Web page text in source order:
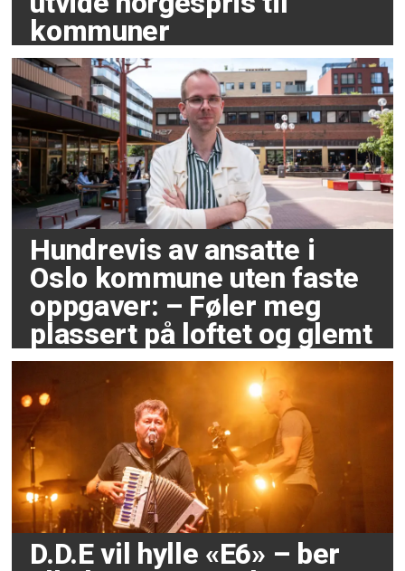
kommuner
Hundrevis av ansatte i
Oslo kommune uten faste
oppgaver: – Føler meg
plassert på loftet og glemt
D.D.E vil hylle «E6» – ber